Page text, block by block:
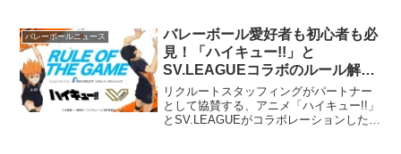
します。ソフトバレーボール体験・教室
はもちろん、他に...
バレーボールニュース
バレーボール愛好者も初心者も必
見！「ハイキュー!!」と
SV.LEAGUEコラボのルール解説
動画で、もっとバレーボールを楽
しもう！
リクルートスタッフィングがパートナー
として協賛する、アニメ「ハイキュー!!」
とSV.LEAGUEがコラボレーションしたバ